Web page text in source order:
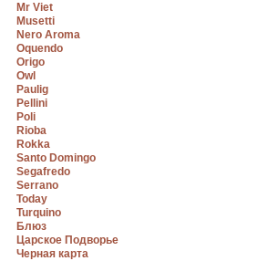
Mr Viet
Musetti
Nero Aroma
Oquendo
Origo
Owl
Paulig
Pellini
Poli
Rioba
Rokka
Santo Domingo
Segafredo
Serrano
Today
Turquino
Блюз
Царское Подворье
Черная карта